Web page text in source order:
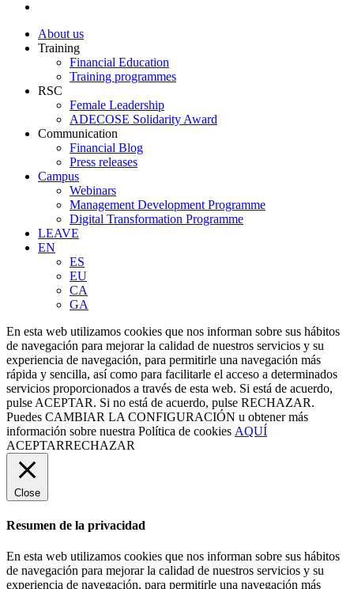
Close
Menu
About us
Training
Financial Education
Training programmes
RSC
Female Leadership
ADECOSE Solidarity Award
Communication
Financial Blog
Press releases
Campus
Webinars
Management Development Programme
Digital Transformation Programme
LEAVE
EN
ES
EU
CA
GA
En esta web utilizamos cookies que nos informan sobre sus hábitos
de navegación para mejorar la calidad de nuestros servicios y su
experiencia de navegación, para permitirle una navegación más
rápida y sencilla, así como para facilitarle el acceso a determinados
servicios proporcionados a través de esta web. Si está de acuerdo,
pulse ACEPTAR. Si no está de acuerdo, pulse RECHAZAR.
Puedes CAMBIAR LA CONFIGURACIÓN u obtener más
información sobre nuestra Política de cookies AQUÍ
ACEPTARRECHAZAR
Close
Resumen de la privacidad
En esta web utilizamos cookies que nos informan sobre sus hábitos
de navegación para mejorar la calidad de nuestros servicios y su
experiencia de navegación, para permitirle una navegación más